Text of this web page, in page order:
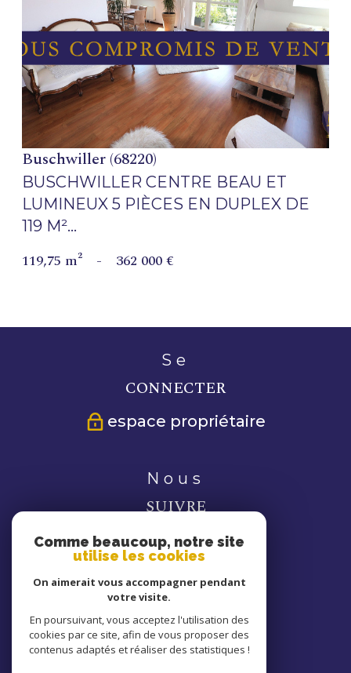
VOIR LE BIEN
Buschwiller (68220)
BUSCHWILLER CENTRE BEAU ET
LUMINEUX 5 PIÈCES EN DUPLEX DE
119 M²...
119,75 m² - 362 000 €
se
CONNECTER
espace propriétaire
nous
SUIVRE
nous
ADHÉRONS
Comme beaucoup, notre site
utilise les cookies
On aimerait vous accompagner pendant
votre visite.
En poursuivant, vous acceptez l'utilisation des
cookies par ce site, afin de vous proposer des
contenus adaptés et réaliser des statistiques !